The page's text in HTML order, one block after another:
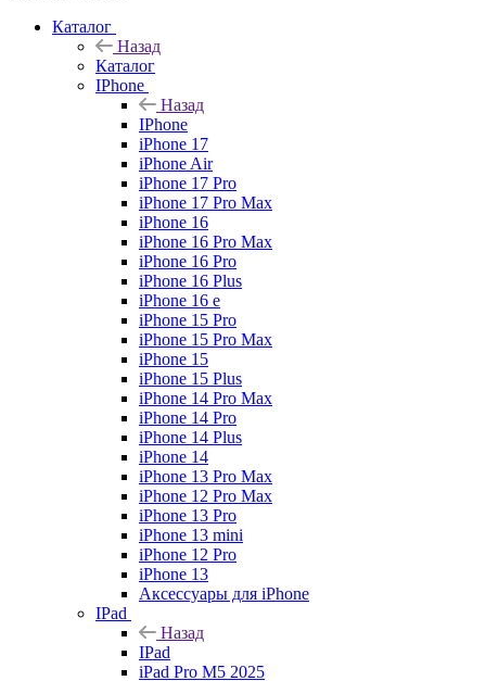
Каталог
Назад
Каталог
IPhone
Назад
IPhone
iPhone 17
iPhone Air
iPhone 17 Pro
iPhone 17 Pro Max
iPhone 16
iPhone 16 Pro Max
iPhone 16 Pro
iPhone 16 Plus
iPhone 16 e
iPhone 15 Pro
iPhone 15 Pro Max
iPhone 15
iPhone 15 Plus
iPhone 14 Pro Max
iPhone 14 Pro
iPhone 14 Plus
iPhone 14
iPhone 13 Pro Max
iPhone 12 Pro Max
iPhone 13 Pro
iPhone 13 mini
iPhone 12 Pro
iPhone 13
Аксессуары для iPhone
IPad
Назад
IPad
iPad Pro M5 2025